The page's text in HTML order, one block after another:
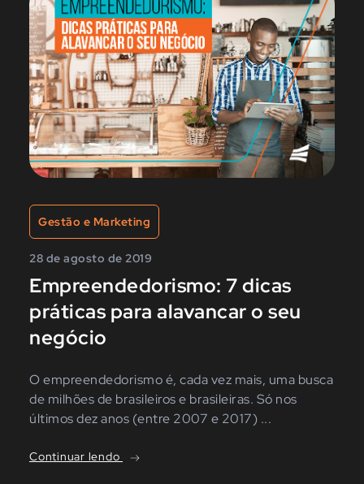
Gestão e Marketing
28 de agosto de 2019
Empreendedorismo: 7 dicas
práticas para alavancar o seu
negócio
O empreendedorismo é, cada vez mais, uma busca
de milhões de brasileiros e brasileiras. Só nos
últimos dez anos (entre 2007 e 2017) ...
Continuar lendo